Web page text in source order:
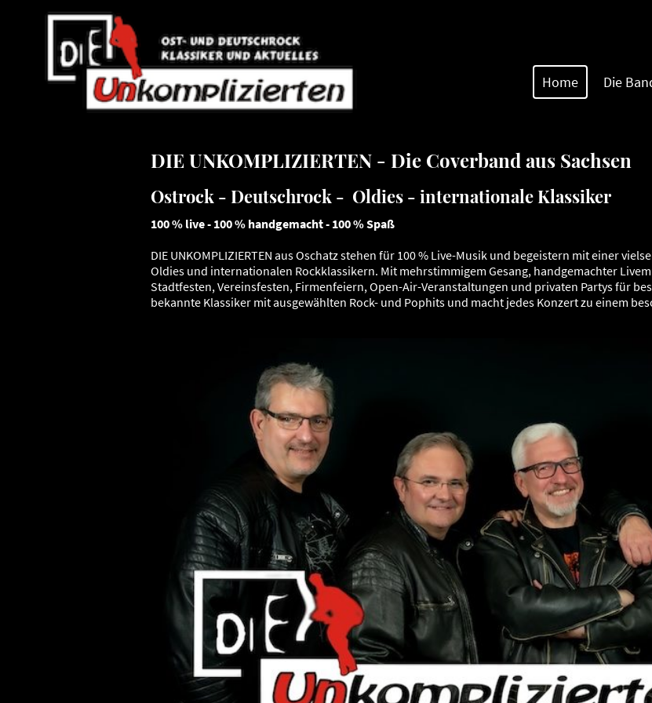
Home Die
DIE UNKOMPLIZIERTEN - Die Coverband aus Sachsen
100 % live - 100 % handgemacht - 100 % Spaß
DIE UNKOMPLIZIERTEN aus Oschatz stehen für 100 % Live-Musik und begeistern mit einer
Oldies und internationalen Rockklassikern. Mit mehrstimmigem Gesang, handgemachter
Stadtfesten, Vereinsfesten, Firmenfeiern, Open-Air-Veranstaltungen und privaten Partys für
bekannte Klassiker mit ausgewählten Rock- und Pophits und macht jedes Konzert zu einem
Ostrock - Deutschrock - Oldies - internationale Klassiker